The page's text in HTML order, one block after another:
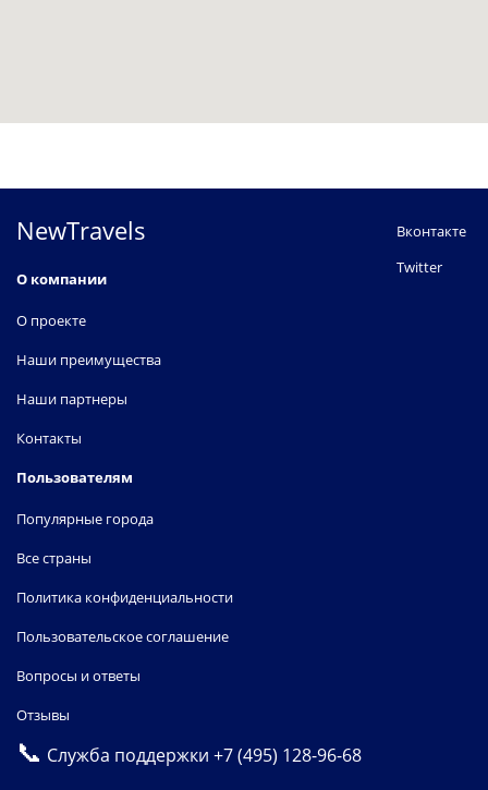
NewTravels
О компании
О проекте
Наши преимущества
Наши партнеры
Контакты
Пользователям
Популярные города
Все страны
Политика конфиденциальности
Пользовательское соглашение
Вопросы и ответы
Отзывы
Вконтакте
Twitter
📞 Служба поддержки +7 (495) 128-96-68